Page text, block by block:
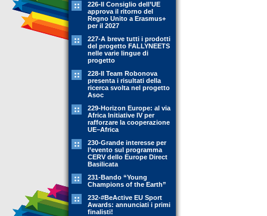
226-Il Consiglio dell’UE
approva il ritorno del
Regno Unito a Erasmus+
per il 2027
227-A breve tutti i prodotti
del progetto FALLYNEETS
nelle varie lingue di
progetto
228-Il Team Robonova
presenta i risultati della
ricerca svolta nel progetto
Asoc
229-Horizon Europe: al via
Africa Initiative IV per
rafforzare la cooperazione
UE–Africa
230-Grande interesse per
l’evento sul programma
CERV dello Europe Direct
Basilicata
231-Bando “Young
Champions of the Earth”
232-#BeActive EU Sport
Awards: annunciati i primi
finalisti!